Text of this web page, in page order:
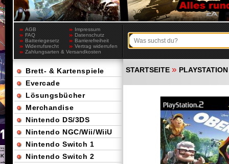
AGB
Impressum
FAQ
Datenschutz
Batteriegesetz
Barrierefreiheit
Widerrufsrecht
Vertrag widerrufen
Zahlungsarten & Versandkosten
STARTSEITE »
Brett- & Kartenspiele
Evercade
Lösungsbücher
Merchandise
Nintendo DS/3DS
Nintendo NGC/Wii/WiiU
Nintendo Switch 1
Nintendo Switch 2